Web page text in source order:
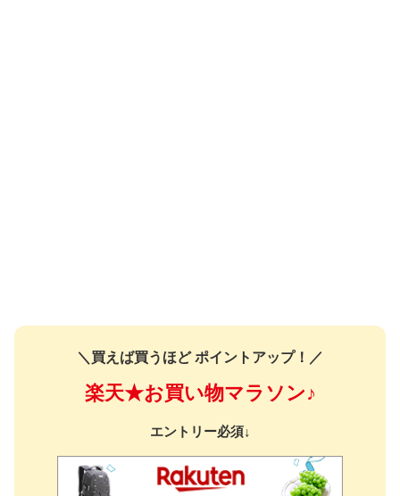
＼買えば買うほど ポイントアップ！／
楽天★お買い物マラソン♪
エントリー必須↓